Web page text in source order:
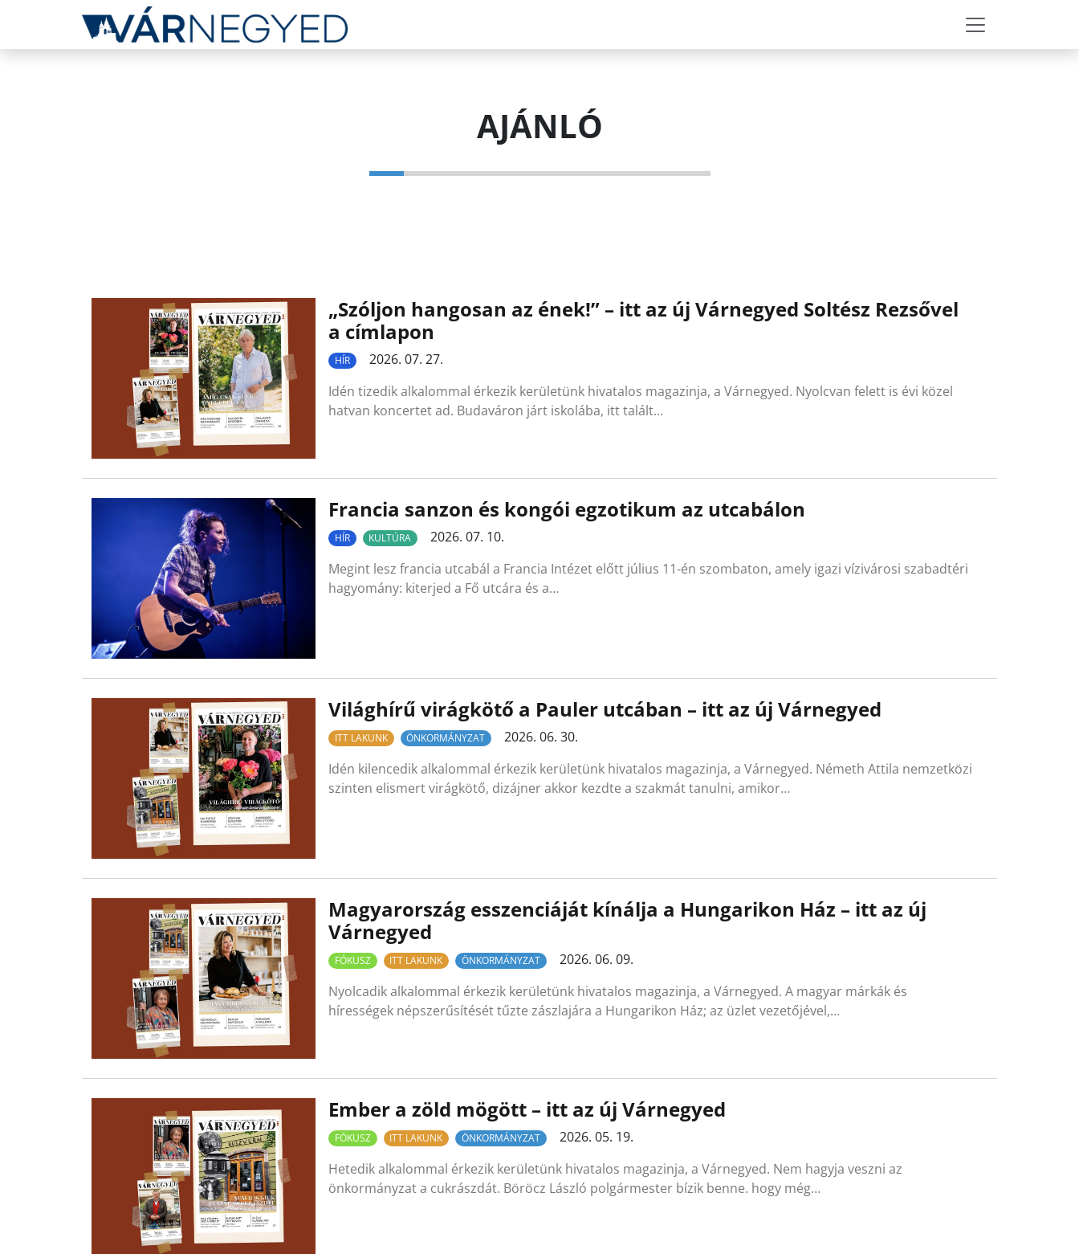
AJÁNLÓ
„Szóljon hangosan az ének!” – itt az új Várnegyed Soltész Rezsővel
a címlapon
HÍR
2026. 07. 27.
Idén tizedik alkalommal érkezik kerületünk hivatalos magazinja, a Várnegyed. Nyolcvan felett is évi közel
hatvan koncertet ad. Budaváron járt iskolába, itt talált…
Francia sanzon és kongói egzotikum az utcabálon
HÍR KULTÚRA
2026. 07. 10.
Megint lesz francia utcabál a Francia Intézet előtt július 11-én szombaton, amely igazi vízivárosi szabadtéri
hagyomány: kiterjed a Fő utcára és a…
Világhírű virágkötő a Pauler utcában – itt az új Várnegyed
ITT LAKUNK ÖNKORMÁNYZAT
2026. 06. 30.
Idén kilencedik alkalommal érkezik kerületünk hivatalos magazinja, a Várnegyed. Németh Attila nemzetközi
szinten elismert virágkötő, dizájner akkor kezdte a szakmát tanulni, amikor…
Magyarország esszenciáját kínálja a Hungarikon Ház – itt az új
Várnegyed
FÓKUSZ ITT LAKUNK ÖNKORMÁNYZAT
2026. 06. 09.
Nyolcadik alkalommal érkezik kerületünk hivatalos magazinja, a Várnegyed. A magyar márkák és
hírességek népszerűsítését tűzte zászlajára a Hungarikon Ház; az üzlet vezetőjével,…
Ember a zöld mögött – itt az új Várnegyed
FÓKUSZ ITT LAKUNK ÖNKORMÁNYZAT
2026. 05. 19.
Hetedik alkalommal érkezik kerületünk hivatalos magazinja, a Várnegyed. Nem hagyja veszni az
önkormányzat a cukrászdát. Böröcz László polgármester bízik benne. hogy még…